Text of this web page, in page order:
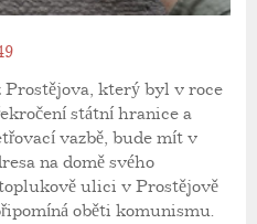
který byl v roce
státní hranice a
vazbě, bude mít v
na domě svého
ulici v Prostějově
oběti komunismu.